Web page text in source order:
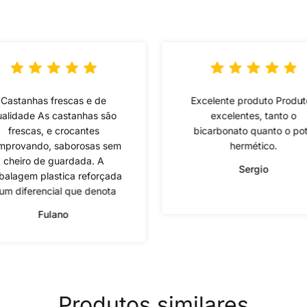
Castanhas frescas e de
As castanhas são
frescas, e crocantes
saborosas sem
cheiro de guardada. A
plastica reforçada
diferencial que denota
Fulano
Excelente produto
excelentes, tanto o
bicarbonato quanto o
hermético.
Sergio